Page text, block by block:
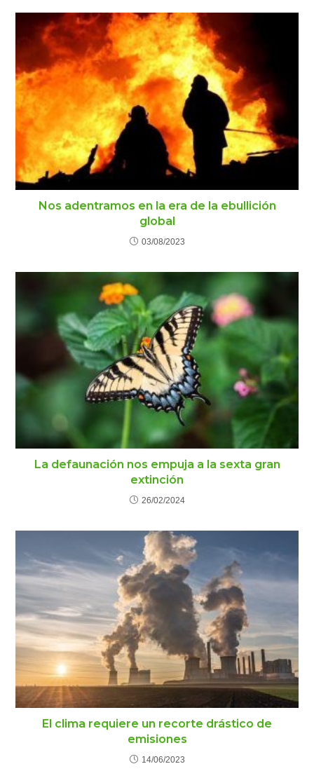
Nos adentramos en la era de la ebullición
global
03/08/2023
La defaunación nos empuja a la sexta gran
extinción
26/02/2024
El clima requiere un recorte drástico de
emisiones
14/06/2023